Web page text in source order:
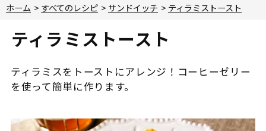
ホーム > すべてのレシピ > サンドイッチ > ティラミストースト
ティラミストースト
ティラミスをトーストにアレンジ！コーヒーゼリー
を使って簡単に作ります。